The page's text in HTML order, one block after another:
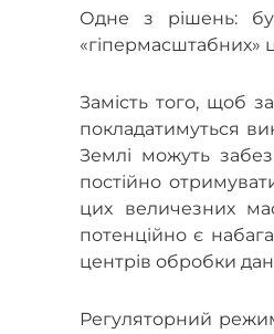
Одне з рішень:
«гіпермасштабних»
Замість того, щоб
покладатимуться
Землі можуть
постійно
цих величезних
потенційно є
центрів обробки
Регуляторний